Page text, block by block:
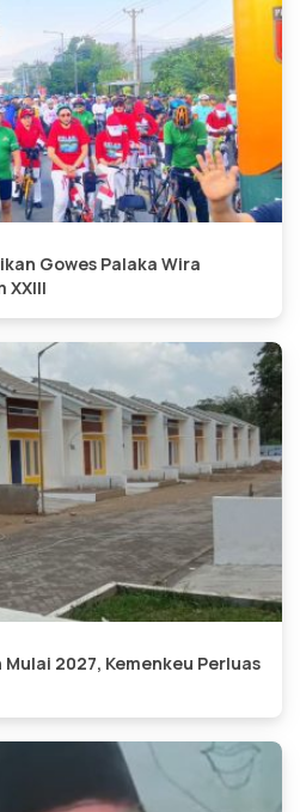
Gowes Palaka Wira
XXIII
2027, Kemenkeu Perluas